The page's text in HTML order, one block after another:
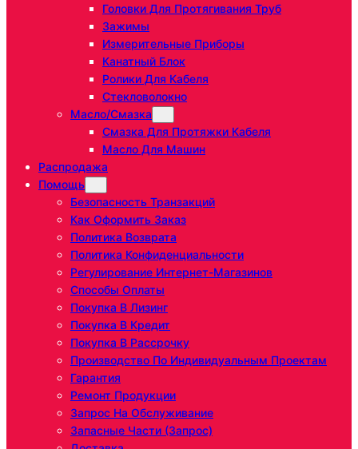
Головки Для Протягивания Труб
Зажимы
Измерительные Приборы
Канатный Блок
Ролики Для Кабеля
Стекловолокно
Масло/Смазка
Смазка Для Протяжки Кабеля
Масло Для Машин
Распродажа
Помощь
Безопасность Транзакций
Как Оформить Заказ
Политика Возврата
Политика Конфиденциальности
Регулирование Интернет-Магазинов
Способы Оплаты
Покупка В Лизинг
Покупка В Кредит
Покупка В Рассрочку
Производство По Индивидуальным Проектам
Гарантия
Ремонт Продукции
Запрос На Обслуживание
Запасные Части (запрос)